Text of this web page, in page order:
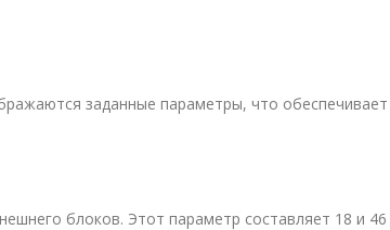
заданные параметры, что
блоков. Этот параметр составляет 18 и 46